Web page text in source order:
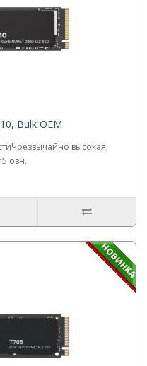
Bulk OEM
высокая
озн..